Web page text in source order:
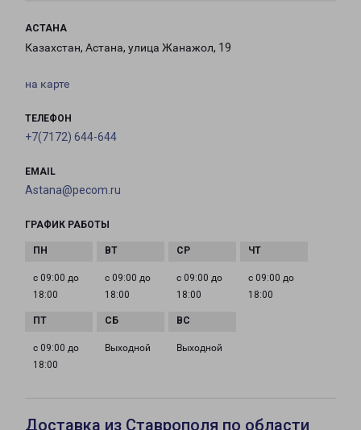
АСТАНА
Казахстан, Астана, улица Жанажол, 19
на карте
ТЕЛЕФОН
+7(7172) 644-644
EMAIL
Astana@pecom.ru
ГРАФИК РАБОТЫ
с 09:00 до
18:00
с 09:00 до
18:00
с 09:00 до
18:00
с 09:00 до
18:00
с 09:00 до
18:00
Выходной Выходной
Доставка из Ставрополя по области